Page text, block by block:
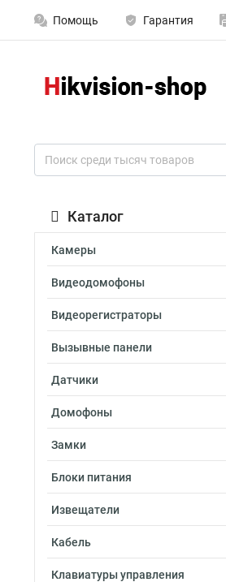
Помощь Гарантия
Каталог
Камеры
Видеодомофоны
Видеорегистраторы
Вызывные панели
Датчики
Домофоны
Замки
Блоки питания
Извещатели
Кабель
Клавиатуры управления